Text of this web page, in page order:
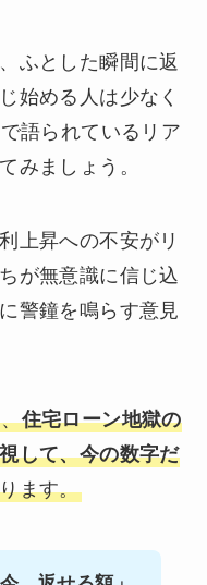
ふとした瞬間に返
始める人は少なく
語られているリア
みましょう。
上昇への不安がリ
が無意識に信じ込
警鐘を鳴らす意見
住宅ローン地獄の
して、今の数字だ
ます。